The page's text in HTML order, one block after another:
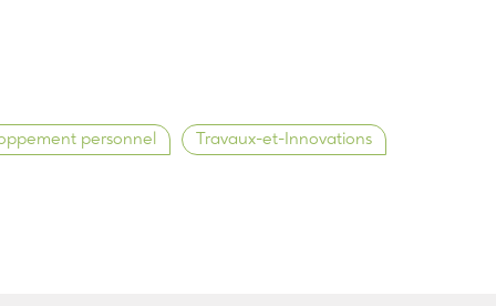
personnel Travaux-et-Innovations